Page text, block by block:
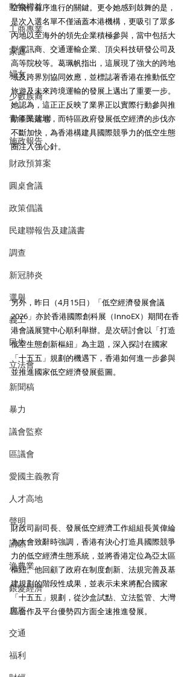
動物權益
工商專業
家庭
婦女
少數族裔
青年民建聯
施政報告
財政預算案
圓桌會議
政策倡議
民建聯報告及建議書
調查
新冠肺炎
選舉
義工
民生
立法會
新聞稿
暴力
議會監察
區議會
愛國主義教育
人才高地
聲明
請願
漁農業
銀髮經濟
房屋
交通
福利
空飛行有序進行的關鍵。更令她感到鼓舞的是，
是次入選名單不僅涵蓋本港機構，更吸引了眾多
內地以至海外的領先企業積極參與，當中包括大
型電訊商、交通運輸企業、頂尖科技研發公司及
高等院校等。葛珮帆指出，這展現了強大的跨地
域及跨界別協同效應，並標誌著香港在推動低空
旅遊及未來跨境運輸的發展上邁出了重要一步。
她認為，這正正反映了業界正以實際行動參與推
動產業落地，而特區政府發展低空經濟的步伐亦
不斷加快，為香港構建具國際競爭力的低空生態
圈注入強心針。
另外，昨日（4月15日）「低空經濟發展會議
2026」亦於香港國際創科展（InnoEX）期間在香
港會議展覽中心順利舉辦。是次研討會以「打造
低空生態創新樞紐」為主題，深入探討在國家
「十五五」規劃的機遇下，香港如何進一步參與
並推進國家低空經濟發展藍圖。
財政司副司長、發展低空經濟工作組組長黃偉綸
為大會致辭時強調，香港有決心打造具國際競爭
力的低空經濟生態系統，並將香港定位為亞太區
樞紐。他回顧了政府在制度創新、法規完善及基
建規劃的階段性成果，並表示未來將配合國家
「十五五」規劃，從沙盒試點、立法監管、大灣
區合作及平台優勢四方面全速推進發展。